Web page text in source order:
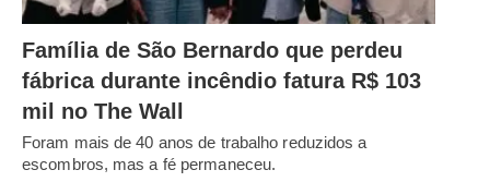
Família de São Bernardo que perdeu
fábrica durante incêndio fatura R$ 103
mil no The Wall
Foram mais de 40 anos de trabalho reduzidos a
escombros, mas a fé permaneceu.